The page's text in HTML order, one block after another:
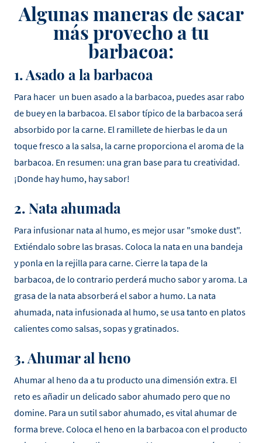
Algunas maneras de sacar
más provecho a tu
barbacoa:
1. Asado a la barbacoa
Para hacer un buen asado a la barbacoa, puedes asar rabo
de buey en la barbacoa. El sabor típico de la barbacoa será
absorbido por la carne. El ramillete de hierbas le da un
toque fresco a la salsa, la carne proporciona el aroma de la
barbacoa. En resumen: una gran base para tu creatividad.
¡Donde hay humo, hay sabor!
2. Nata ahumada
Para infusionar nata al humo, es mejor usar "smoke dust".
Extiéndalo sobre las brasas. Coloca la nata en una bandeja
y ponla en la rejilla para carne. Cierre la tapa de la
barbacoa, de lo contrario perderá mucho sabor y aroma. La
grasa de la nata absorberá el sabor a humo. La nata
ahumada, nata infusionada al humo, se usa tanto en platos
calientes como salsas, sopas y gratinados.
3. Ahumar al heno
Ahumar al heno da a tu producto una dimensión extra. El
reto es añadir un delicado sabor ahumado pero que no
domine. Para un sutil sabor ahumado, es vital ahumar de
forma breve. Coloca el heno en la barbacoa con el producto